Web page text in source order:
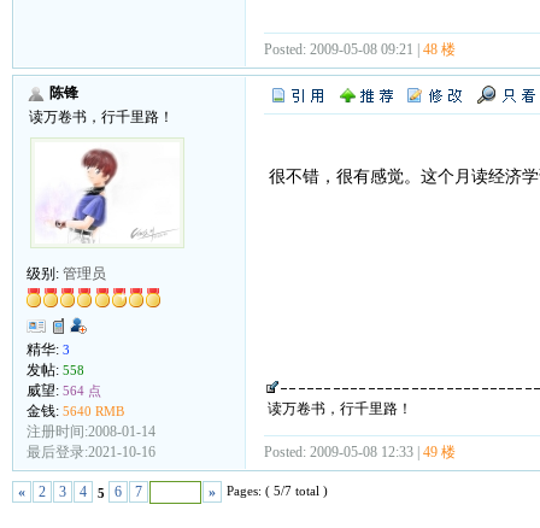
Posted: 2009-05-08 09:21 | 48 楼
陈锋
读万卷书，行千里路！
级别: 管理员
精华: 3
发帖: 558
威望: 564 点
金钱: 5640 RMB
注册时间:2008-01-14
最后登录:2021-10-16
很不错，很有感觉。这个月读经济
读万卷书，行千里路！
Posted: 2009-05-08 12:33 | 49 楼
« 2 3 4 5 6 7 » Pages: ( 5/7 total )